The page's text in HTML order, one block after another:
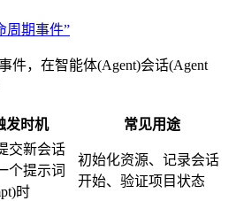
周期事件”
件，在智能体(Agent)会话(Agent
发时机 常见用途
交新会话
个提示词
时
初始化资源、记录会话
开始、验证项目状态